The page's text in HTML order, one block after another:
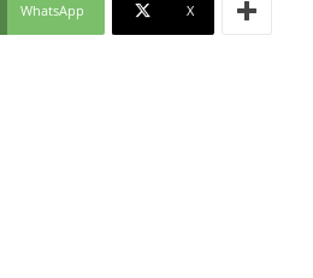
WhatsApp X